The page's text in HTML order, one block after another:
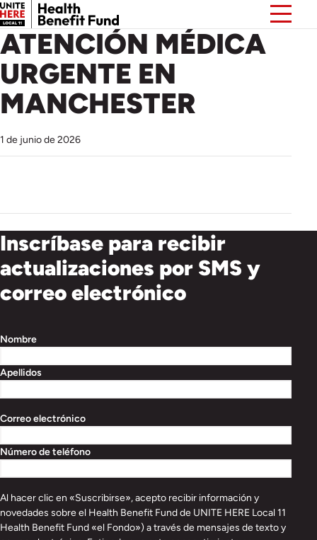
ATENCIÓN MÉDICA
URGENTE EN
MANCHESTER
1 de junio de 2026
Inscríbase para recibir
actualizaciones por SMS y
correo electrónico
Nombre
Apellidos
Correo electrónico
Número de teléfono
Al hacer clic en «Suscribirse», acepto recibir información y
novedades sobre el Health Benefit Fund de UNITE HERE Local 11
Health Benefit Fund «el Fondo») a través de mensajes de texto y